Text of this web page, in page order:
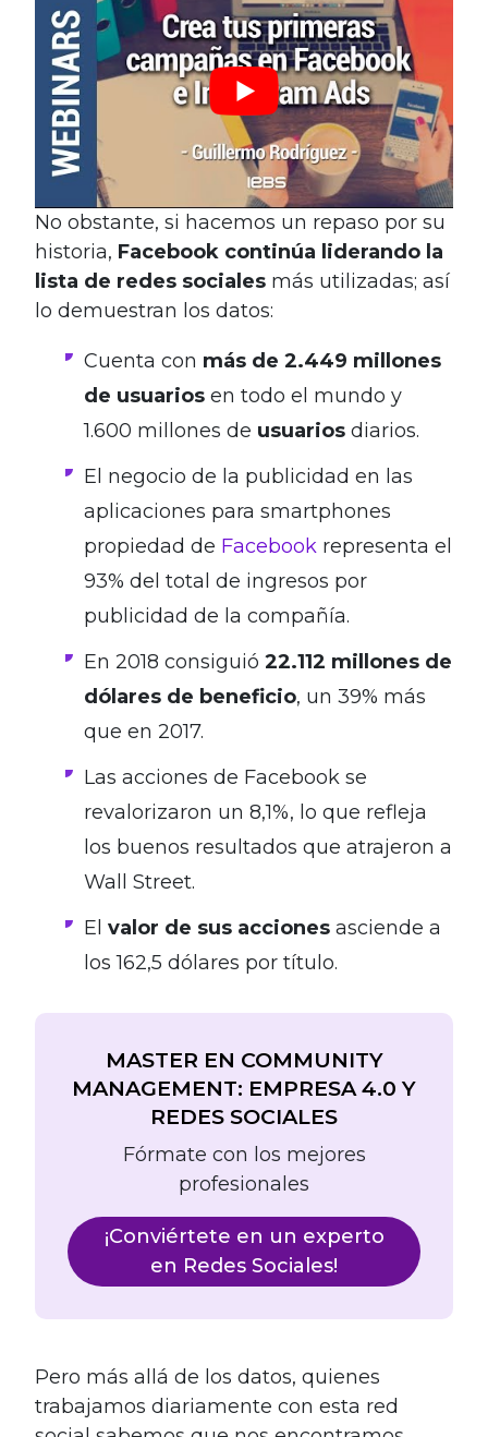
No obstante, si hacemos un repaso por su
historia, Facebook continúa liderando la
lista de redes sociales más utilizadas; así
lo demuestran los datos:
Cuenta con más de 2.449 millones
de usuarios en todo el mundo y
1.600 millones de usuarios diarios.
El negocio de la publicidad en las
aplicaciones para smartphones
propiedad de Facebook representa el
93% del total de ingresos por
publicidad de la compañía.
En 2018 consiguió 22.112 millones de
dólares de beneficio, un 39% más
que en 2017.
Las acciones de Facebook se
revalorizaron un 8,1%, lo que refleja
los buenos resultados que atrajeron a
Wall Street.
El valor de sus acciones asciende a
los 162,5 dólares por título.
MASTER EN COMMUNITY
MANAGEMENT: EMPRESA 4.0 Y
REDES SOCIALES
Fórmate con los mejores
profesionales
¡Conviértete en un experto
en Redes Sociales!
Pero más allá de los datos, quienes
trabajamos diariamente con esta red